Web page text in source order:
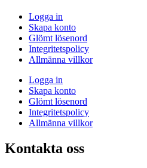
Logga in
Skapa konto
Glömt lösenord
Integritetspolicy
Allmänna villkor
Logga in
Skapa konto
Glömt lösenord
Integritetspolicy
Allmänna villkor
Kontakta oss